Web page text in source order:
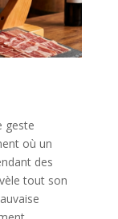
geste
où un
des
tout son